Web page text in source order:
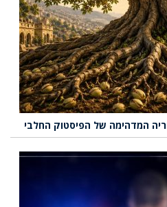
המדהימה של הפיסטוק החלבי